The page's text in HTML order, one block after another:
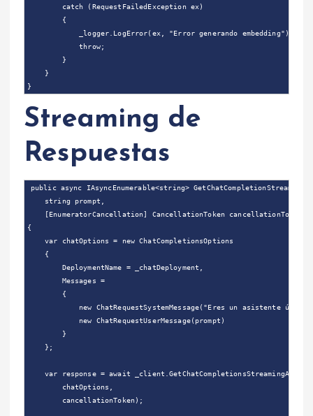
        catch (RequestFailedException ex)
        {
            _logger.LogError(ex, "Error generando embedding");
            throw;
        }
    }
Streaming de
Respuestas
public async IAsyncEnumerable<string>
    string prompt,
[EnumeratorCancellation] CancellationToken cancellationToken =
{
    var chatOptions = new ChatCompletionsOptions
    {
        DeploymentName = _chatDeployment,
        Messages =
        {
new ChatRequestSystemMessage("Eres un asistente
            new ChatRequestUserMessage(prompt)
        }
    };
    var response = await _client.GetChatCompletionsStreamingAsync(
        chatOptions,
        cancellationToken);